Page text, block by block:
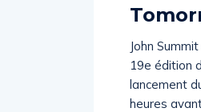
John
19e édition
lancement
heures